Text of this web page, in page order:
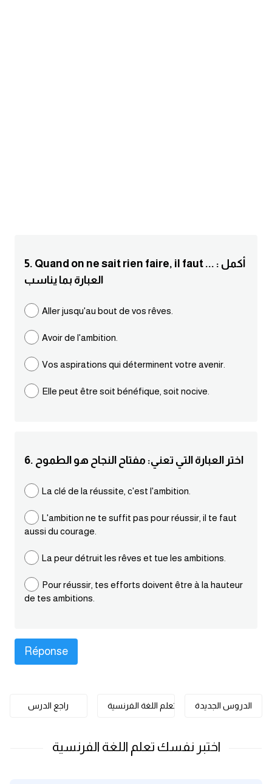
كلمات بحرف f
كلمات بحرف i
كلمات بحرف j
كلمات بحرف l
كلمات بحرف n
كلمات بحرف o
كلمات بحرف p
كلمات بحرف u
5. Quand on ne sait rien faire, il faut ... : أكمل
العبارة بما يناسب
Aller jusqu'au bout de vos rêves.
Avoir de l'ambition.
Vos aspirations qui déterminent votre avenir.
Elle peut être soit bénéfique, soit nocive.
6. اختر العبارة التي تعني: مفتاح النجاح هو الطموح
La clé de la réussite, c'est l'ambition.
L'ambition ne te suffit pas pour réussir, il te faut
aussi du courage.
La peur détruit les rêves et tue les ambitions.
Pour réussir, tes efforts doivent être à la hauteur
de tes ambitions.
راجع الدرس تعلم اللغة الفرنسية الدروس الجديدة